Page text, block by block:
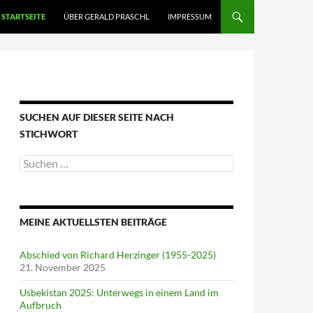
STARTSEITE ÜBER GERALD PRASCHL IMPRESSUM
SUCHEN AUF DIESER SEITE NACH
STICHWORT
Suche
nach:
MEINE AKTUELLSTEN BEITRÄGE
Abschied von Richard Herzinger (1955-2025)
21. November 2025
Usbekistan 2025: Unterwegs in einem Land im
Aufbruch